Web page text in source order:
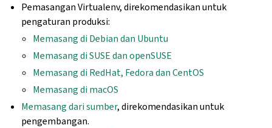
Pemasangan Virtualenv, direkomendasikan untuk
pengaturan produksi:
Memasang di Debian dan Ubuntu
Memasang di SUSE dan openSUSE
Memasang di RedHat, Fedora dan CentOS
Memasang di macOS
Memasang dari sumber, direkomendasikan untuk
pengembangan.